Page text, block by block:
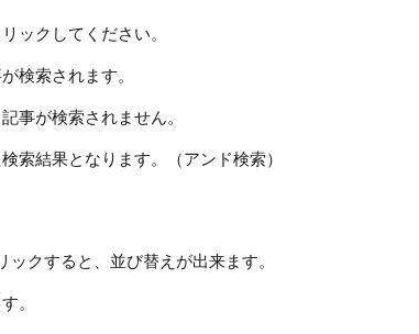
ックしてください。
検索されます。
事が検索されません。
索結果となります。（アンド検索）
クすると、並び替えが出来ます。
。